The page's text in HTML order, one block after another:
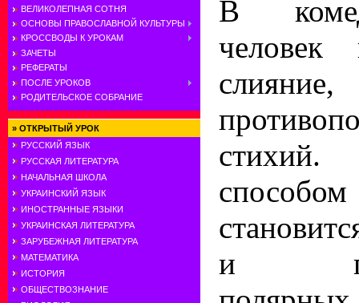
ВЕЛИКОЛЕПНАЯ СОТНЯ
ОСНОВЫ ПРАВОСЛАВНОЙ КУЛЬТУРЫ
КРОССВОДЫ К УРОКАМ
ЗАЧЕТЫ
РЕФЕРАТЫ
ПОСЛЕ УРОКОВ
РОДИТЕЛЬСКОЕ СОБРАНИЕ
» ОТКРЫТЫЙ УРОК
РУССКИЙ ЯЗЫК
РУССКАЯ ЛИТЕРАТУРА
НАЧАЛЬНАЯ ШКОЛА
УКРАИНСКИЙ ЯЗЫК
ИНОСТРАННЫЕ ЯЗЫКИ
УКРАИНСКАЯ ЛИТЕРАТУРА
ЗАРУБЕЖНАЯ ЛИТЕРАТУРА
МАТЕМАТИКА
ИСТОРИЯ
ОБЩЕСТВОЗНАНИЕ
В
человек
и